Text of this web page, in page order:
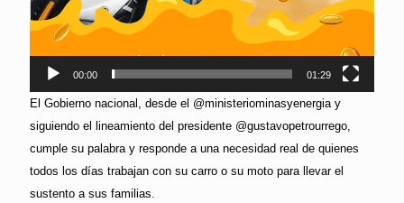
00:00 01:29
El Gobierno nacional, desde el @ministeriominasyenergia y
siguiendo el lineamiento del presidente @gustavopetrourrego,
cumple su palabra y responde a una necesidad real de quienes
todos los días trabajan con su carro o su moto para llevar el
sustento a sus familias.